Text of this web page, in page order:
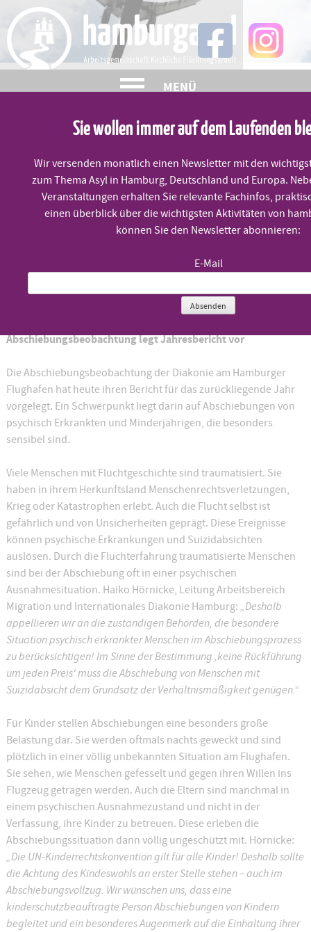
content
MENÜ
Jahresbericht
Abschiebebeobachtung
Abschiebungen von Kindern und psychisch Erkrankten
Abschiebungsbeobachtung legt Jahresbericht vor
Die Abschiebungsbeobachtung der Diakonie am Hamburger
Flughafen hat heute ihren Bericht für das zurückliegende Jahr
vorgelegt. Ein Schwerpunkt liegt darin auf Abschiebungen von
psychisch Erkrankten und Minderjährigen, die besonders
sensibel sind.
Viele Menschen mit Fluchtgeschichte sind traumatisiert. Sie
haben in ihrem Herkunftsland Menschenrechtsverletzungen,
Krieg oder Katastrophen erlebt. Auch die Flucht selbst ist
gefährlich und von Unsicherheiten geprägt. Diese Ereignisse
können psychische Erkrankungen und Suizidabsichten
auslösen. Durch die Fluchterfahrung traumatisierte Menschen
sind bei der Abschiebung oft in einer psychischen
Ausnahmesituation. Haiko Hörnicke, Leitung Arbeitsbereich
Migration und Internationales Diakonie Hamburg: „Deshalb
appellieren wir an die zuständigen Behörden, die besondere
Situation psychisch erkrankter Menschen im Abschiebungsprozess
zu berücksichtigen! Im Sinne der Bestimmung ‚keine Rückführung
um jeden Preis‘ muss die Abschiebung von Menschen mit
Suizidabsicht dem Grundsatz der Verhältnismäßigkeit genügen.“
Für Kinder stellen Abschiebungen eine besonders große
Belastung dar. Sie werden oftmals nachts geweckt und sind
plötzlich in einer völlig unbekannten Situation am Flughafen.
Sie sehen, wie Menschen gefesselt und gegen ihren Willen ins
Flugzeug getragen werden. Auch die Eltern sind manchmal in
einem psychischen Ausnahmezustand und nicht in der
Verfassung, ihre Kinder zu betreuen. Diese erleben die
Abschiebungssituation dann völlig ungeschützt mit. Hörnicke:
„Die UN-Kinderrechtskonvention gilt für alle Kinder! Deshalb sollte
die Achtung des Kindeswohls an erster Stelle stehen – auch im
Abschiebungsvollzug. Wir wünschen uns, dass eine
kinderschutzbeauftragte Person Abschiebungen von Kindern
begleitet und ein besonderes Augenmerk auf die Einhaltung ihrer
Sie wollen immer auf dem Laufenden
Wir versenden monatlich einen Newsletter mit den
zum Thema Asyl in Hamburg, Deutschland und Europa.
Veranstaltungen erhalten Sie relevante Fachinfos,
einen überblick über die wichtigsten Aktivitäten von
können Sie den Newsletter abonnieren:
E-Mail
Absenden